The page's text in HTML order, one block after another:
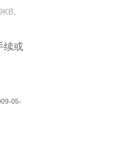
续或
05-